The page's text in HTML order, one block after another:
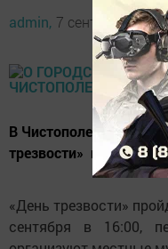
admin, 7 сентября
В Чистополе пройдут
трезвости» и забег
«День трезвости»
сентября в 16:00,